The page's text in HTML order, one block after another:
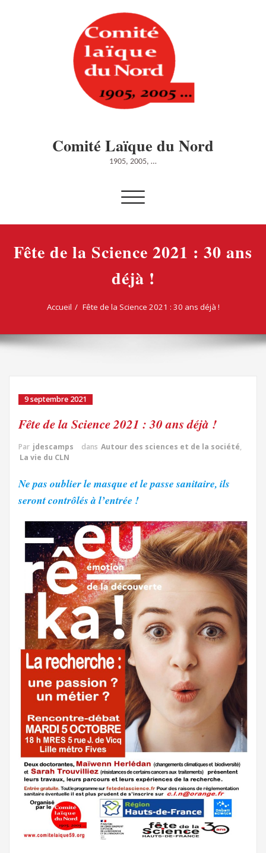
Comité Laïque du Nord
1905, 2005, …
Afficher/masquer
navigation
Fête de la Science 2021 : 30 ans
déjà !
Accueil Fête de la Science 2021 : 30 ans déjà !
9 septembre 2021
Fête de la Science 2021 : 30 ans déjà !
Par jdescamps dans Autour des sciences et de la société,
La vie du CLN
Ne pas oublier le masque et le passe sanitaire, ils
seront contrôlés à l’entrée !